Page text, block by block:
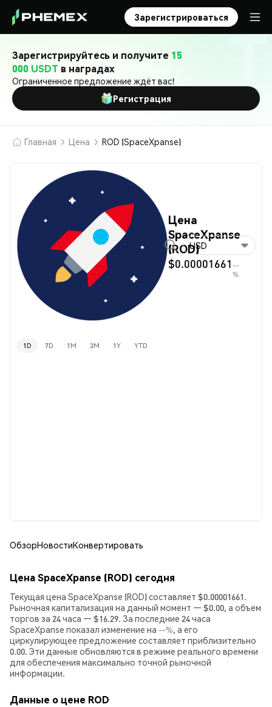
Зарегистрироваться
Зарегистрируйтесь и получите 15
000 USDT в наградах
Ограниченное предложение ждёт вас!
Регистрация
Главная Цена ROD (SpaceXpanse)
Цена
SpaceXpanse
(ROD)
$0.00001661 --
%
USD
1D 7D 1M 3M 1Y YTD
ОбзорНовостиКонвертировать
Цена SpaceXpanse (ROD) сегодня
Текущая цена SpaceXpanse (ROD) составляет $0.00001661.
Рыночная капитализация на данный момент — $0.00, а объем
торгов за 24 часа — $16.29. За последние 24 часа
SpaceXpanse показал изменение на --%, а его
циркулирующее предложение составляет приблизительно
0.00. Эти данные обновляются в режиме реального времени
для обеспечения максимально точной рыночной
информации.
Данные о цене ROD